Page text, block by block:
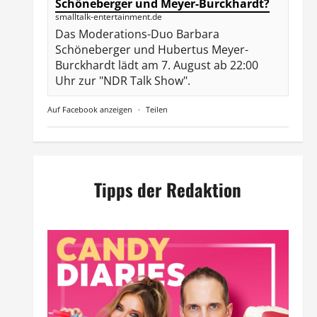
Schöneberger und Meyer-Burckhardt?
smalltalk-entertainment.de
Das Moderations-Duo Barbara
Schöneberger und Hubertus Meyer-
Burckhardt lädt am 7. August ab 22:00
Uhr zur "NDR Talk Show".
Auf Facebook anzeigen · Teilen
Tipps der Redaktion